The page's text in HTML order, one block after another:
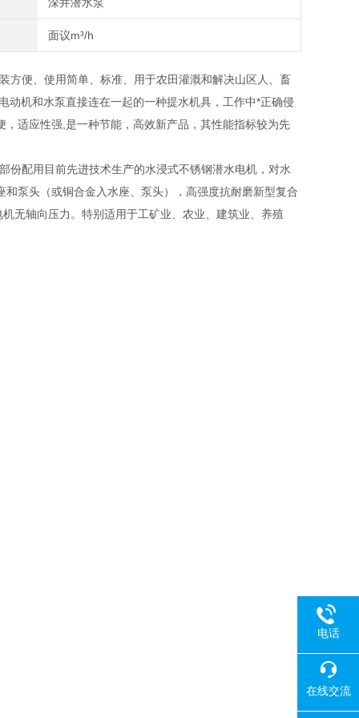
面议m³/h
方便、使用简单、标准、
用于农田灌溉和解决山区人、畜
动机和水泵直接连在一起的一种提水机具，工作中*正确侵
适应性强,是一种节能，高效新产品，其性能指标较为先
份配用目前先进技术生产的水浸式不锈钢潜水电机，对水
泵头（或铜合金入水座、泵头），高强度抗耐磨新型复合
无轴向压力。特别适用于工矿业、农业、建筑业、养殖
电话
在线交流